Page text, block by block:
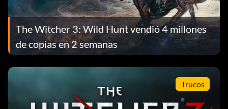
The Witcher 3: Wild Hunt vendió 4 millones
de copias en 2 semanas
Trucos